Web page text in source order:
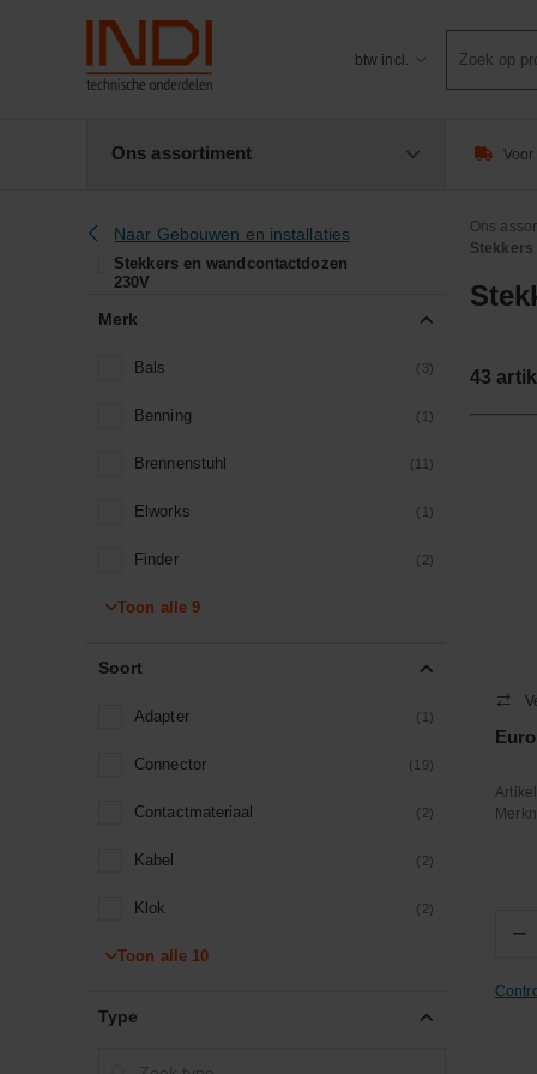
btw incl.
zoeken
Ons assortiment
Naar Gebouwen en installaties
Stekkers en wandcontactdozen
230V
Merk
Bals (3)
Benning (1)
Brennenstuhl (11)
Elworks (1)
Finder (2)
Jung
Toon alle9
Soort
Adapter (1)
Connector (19)
Contactmateriaal (2)
Kabel (2)
Klok (2)
Schakelaar
Toon alle 10
Type
Ons
Stekkers
43
−